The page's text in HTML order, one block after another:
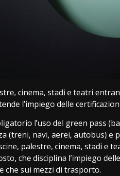
cinema, stadi e teatri
l’impiego delle
l’uso del green pass
(treni, navi, aerei, autobus) e
palestre, cinema, stadi e
che disciplina l’impiego
che sui mezzi di trasporto.